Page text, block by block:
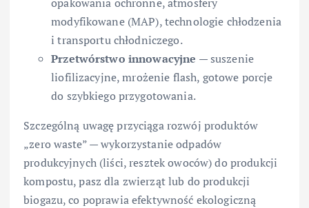
modyfikowane (MAP), technologie chłodzenia
i transportu chłodniczego.
Przetwórstwo innowacyjne — suszenie
liofilizacyjne, mrożenie flash, gotowe porcje
do szybkiego przygotowania.
Szczególną uwagę przyciąga rozwój produktów
„zero waste” — wykorzystanie odpadów
produkcyjnych (liści, resztek owoców) do produkcji
kompostu, pasz dla zwierząt lub do produkcji
biogazu, co poprawia efektywność ekologiczną